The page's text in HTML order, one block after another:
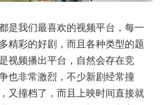
是我们最喜欢的视频平台，每一
精彩的好剧，而且各种类型的题
视频播出平台，自然会存在竞
也非常激烈，不少新剧经常撞
又撞档了，而且上映时间直接就